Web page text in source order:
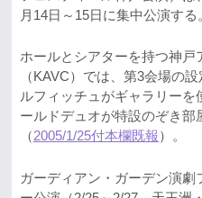
月14日～15日に集中公演する
ホールとシアターを持つ神戸
（KAVC）では、第3会場の
ルフィッチュがギャラリー
ールドデュオが特設のぞき部
（2005/1/25付本欄既報）。
ガーディアン・ガーデン演